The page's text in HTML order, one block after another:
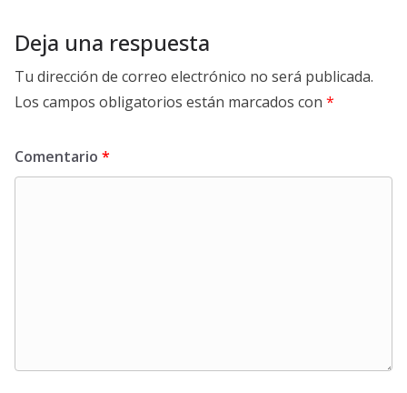
Deja una respuesta
Tu dirección de correo electrónico no será publicada.
Los campos obligatorios están marcados con *
Comentario *